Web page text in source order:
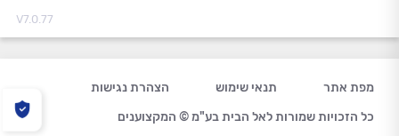
V7.0.77
מפת אתר תנאי שימוש
הצהרת נגישות
כל הזכויות שמורות לאל הבית בע"מ © המקצוענים